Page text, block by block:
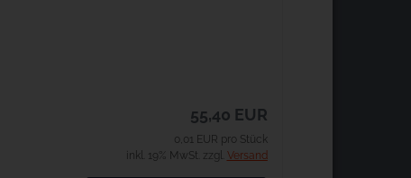
55,40 EUR
0,01 EUR pro Stück
inkl. 19% MwSt. zzgl. Versand